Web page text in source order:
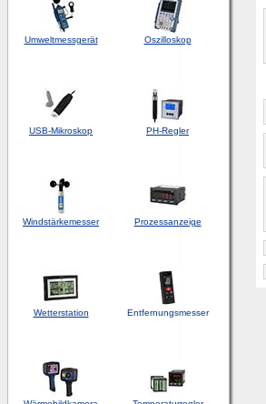
Umweltmessgerät Oszilloskop
USB-Mikroskop PH-Regler
Windstärkemesser Prozessanzeige
Wetterstation Entfernungsmesser